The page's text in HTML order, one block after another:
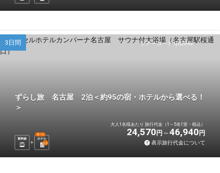
ツアーコード Q02R4V
3日間
ずらし旅 名古屋 2泊＜約95の宿・ホテルから選べる！
＞
新幹線 ホテル
選べる
2泊
大人1名様あたり 旅行代金（1～5名1室・税込）
24,570 円 46,940 円
表示旅行代金について